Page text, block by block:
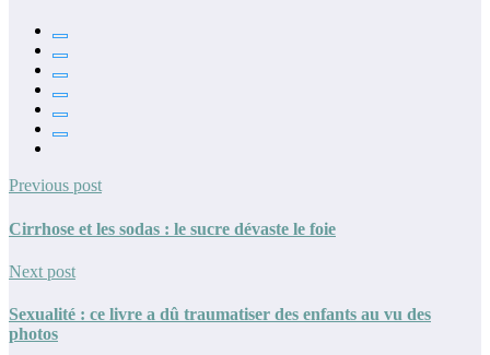
Previous post
Cirrhose et les sodas : le sucre dévaste le foie
Next post
Sexualité : ce livre a dû traumatiser des enfants au vu des
photos